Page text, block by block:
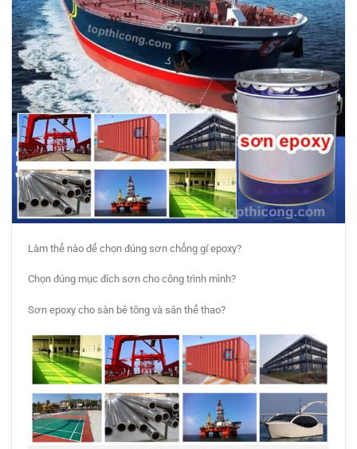
Làm thế nào để chọn đúng sơn chống gỉ epoxy?
Chọn đúng mục đích sơn cho công trình mình?
Sơn epoxy cho sàn bê tông và sân thể thao?